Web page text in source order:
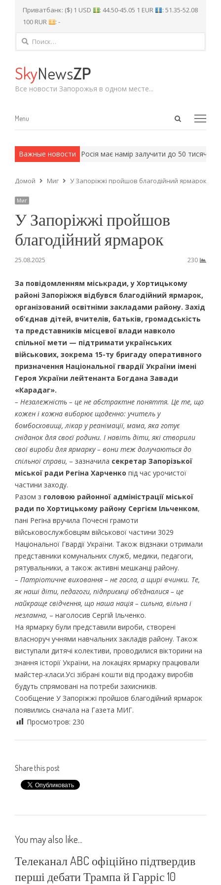
Приватбанк: ($) 1 USD : 44.50-45.05 1 EUR
: 51.35-52.08
100 RUR
: -
Найти:
SkyNewsZP
Все новости Запорожья в одном месте...
Open
Menu
Menu
Важные новости
методы. Росія має намір залучити до 50 тисяч
Домой Миг У Запоріжжі пройшов благодійний ярмарок
Миг
У Запоріжжі пройшов
благодійний ярмарок
25.08.2025 230
За повідомленням міськради, у Хортицькому
районі Запоріжжя відбувся благодійний ярмарок,
організований освітніми закладами району. Захід
об’єднав дітей, вчителів, батьків, громадськість
та представників місцевої влади навколо
спільної мети — підтримати українських
військових, зокрема 15-ту бригаду оперативного
призначення Національної гвардії України імені
Героя України лейтенанта Богдана Завади
«Карадаг».
– Незалежність – це не абстрактне поняття. Це те, що
кожен і кожна виборює щоденно: учитель у
бомбосховищі, лікар у реанімації, мама, яка готує
сніданок для своєї родини. І навіть діти, які створили
свої вироби для ярмарку – вони теж долучаються до
спільної справи, – зазначила секретар Запорізької
міської ради Регіна Харченко під час урочистої
частини заходу.
Разом з головою районної адміністрації міської
ради по Хортицькому району Сергієм Ільченком,
пані Регіна вручила Почесні грамоти
військовослужбовцям військової частини 3029
Національної Гвардії України. Також відзнаки отримали
представники комунальних служб, медики, педагоги,
рятувальники, а також активні мешканці району.
– Патріотичне виховання – не гасла, а щирі вчинки. Те,
як наші діти, педагоги, підприємці об’єдналися – це
найкраще свідчення, що наша нація – сильна, вільна і
незламна, – наголосив Сергій Ільченко.
На ярмарку були представили вироби, створені
власноруч учнями навчальних закладів району. Також
виступали дитячі колективи, проводилися вікторини на
знання історії України, на локаціях ярмарку працювали
майстер-класи.Усі зібрані кошти від продажу виробів
будуть спрямовані на потреби захисників.
Сообщение У Запоріжжі пройшов благодійний ярмарок
появились сначала на Газета МИГ.
Просмотров: 230
Share this post
You may also like...
Телеканал ABC офіційно підтвердив
перші дебати Трампа й Гарріс 10